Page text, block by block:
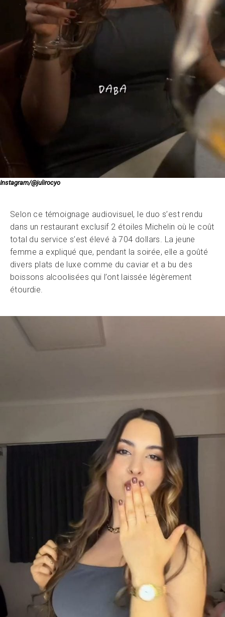
Instagram/@julirocyo
Selon ce témoignage audiovisuel, le duo s’est rendu
dans un restaurant exclusif 2 étoiles Michelin où le coût
total du service s’est élevé à 704 dollars. La jeune
femme a expliqué que, pendant la soirée, elle a goûté
divers plats de luxe comme du caviar et a bu des
boissons alcoolisées qui l’ont laissée légèrement
étourdie.